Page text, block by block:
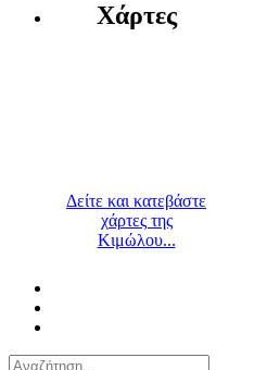
Χάρτες
Δείτε και κατεβάστε
χάρτες της
Κιμώλου...